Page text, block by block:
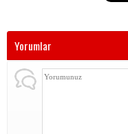
Yorumlar